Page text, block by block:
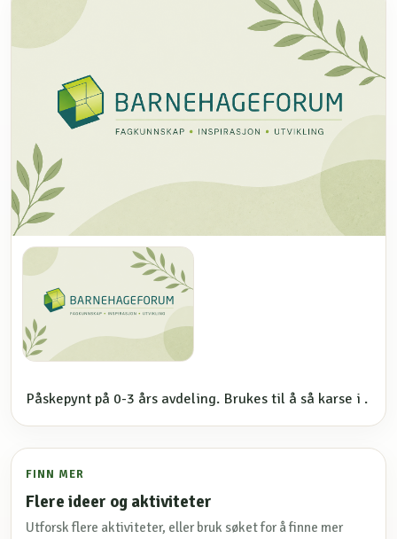
Påskepynt på 0-3 års avdeling. Brukes til å så karse i .
FINN MER
Flere ideer og aktiviteter
Utforsk flere aktiviteter, eller bruk søket for å finne mer